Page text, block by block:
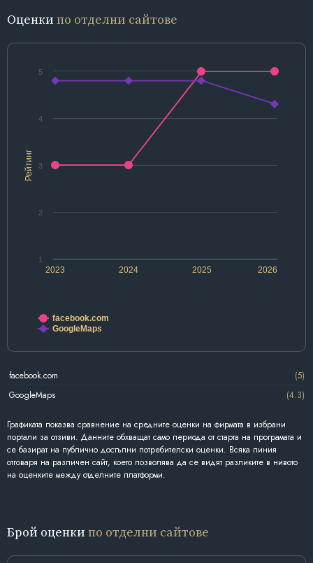
Оценки по отделни сайтове
Рейтинг
2024 2026
2023 2025
1
2
3
4
5
facebook.com
GoogleMaps
facebook.com
(5)
GoogleMaps
(4.3)
Графиката показва сравнение на средните оценки на фирмата в избрани
портали за отзиви. Данните обхващат само периода от старта на програмата и
се базират на публично достъпни потребителски оценки. Всяка линия
отговаря на различен сайт, което позволява да се видят разликите в нивото
на оценките между отделните платформи.
Брой оценки по отделни сайтове